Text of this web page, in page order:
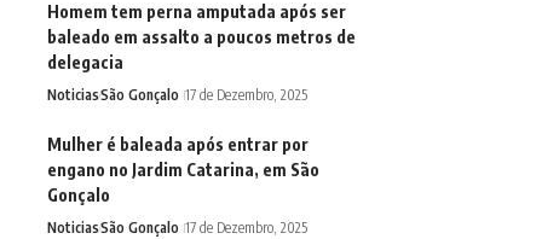
Homem tem perna amputada após ser
baleado em assalto a poucos metros de
delegacia
NoticiasSão Gonçalo 17 de Dezembro, 2025
Mulher é baleada após entrar por
engano no Jardim Catarina, em São
Gonçalo
NoticiasSão Gonçalo 17 de Dezembro, 2025